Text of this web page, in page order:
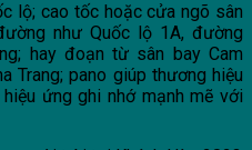
lộ; cao tốc hoặc cửa ngõ sân
như Quốc lộ 1A, đường
hay đoạn từ sân bay Cam
Trang; pano giúp thương hiệu
ứng ghi nhớ mạnh mẽ với